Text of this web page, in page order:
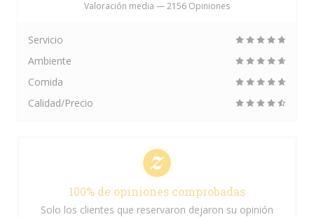
Valoración media —2156 Opiniones
Servicio
Ambiente
Comida
Calidad/Precio
100% de opiniones comprobadas
Solo los clientes que reservaron dejaron su opinión